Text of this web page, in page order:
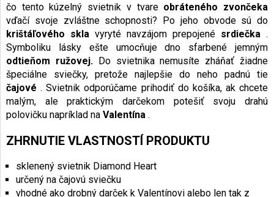
čo tento kúzelný svietnik v tvare obráteného zvončeka
vďačí svoje zvláštne schopnosti? Po jeho obvode sú do
krištáľového skla vyryté navzájom prepojené srdiečka .
Symboliku lásky ešte umocňuje dno sfarbené jemným
odtieňom ružovej. Do svietnika nemusíte zháňať žiadne
špeciálne sviečky, pretože najlepšie do neho padnú tie
čajové . Svietnik odporúčame prihodiť do košíka, ak chcete
malým, ale praktickým darčekom potešiť svoju drahú
polovičku napríklad na Valentína .
ZHRNUTIE VLASTNOSTÍ PRODUKTU
sklenený svietnik Diamond Heart
určený na čajovú sviečku
vhodné ako drobný darček k Valentínovi alebo len tak z